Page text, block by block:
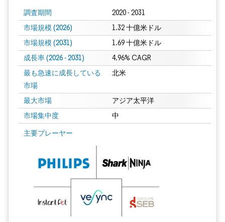
調査期間 2020 - 2031
市場規模 (2026) 1.32 十億米ドル
市場規模 (2031) 1.69 十億米ドル
成長率 (2026 - 2031) 4.96% CAGR
最も急速に成長している
市場
北米
最大市場 アジア太平洋
市場集中度 中
主要プレーヤー
画像 © Mordor Intelligence。再利用にはCC BY 4.0の表示が必要です。